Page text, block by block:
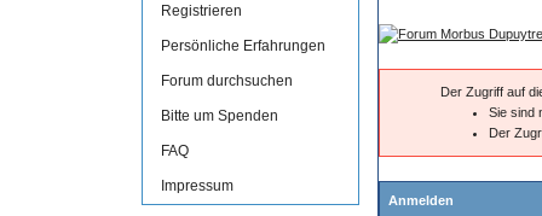
Registrieren
Persönliche Erfahrungen
Forum durchsuchen
Bitte um Spenden
FAQ
Impressum
Der Zugriff auf
Sie sind
Der
Anmelden